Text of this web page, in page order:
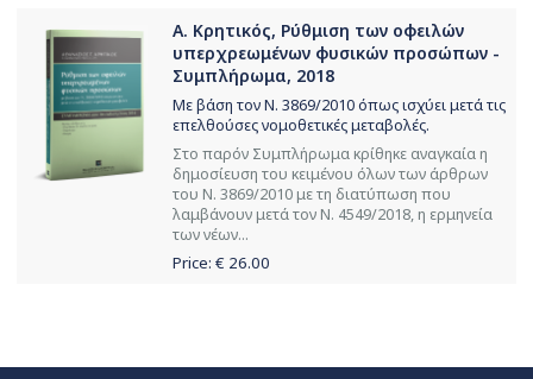
Α. Κρητικός, Pύθμιση των οφειλών
υπερχρεωμένων φυσικών προσώπων -
Συμπλήρωμα, 2018
Με βάση τον Ν. 3869/2010 όπως ισχύει μετά τις
επελθούσες νομοθετικές μεταβολές.
Στο παρόν Συμπλήρωμα κρίθηκε αναγκαία η
δημοσίευση του κειμένου όλων των άρθρων
του Ν. 3869/2010 με τη διατύπωση που
λαμβάνουν μετά τον Ν. 4549/2018, η ερμηνεία
των νέων...
Price: € 26.00